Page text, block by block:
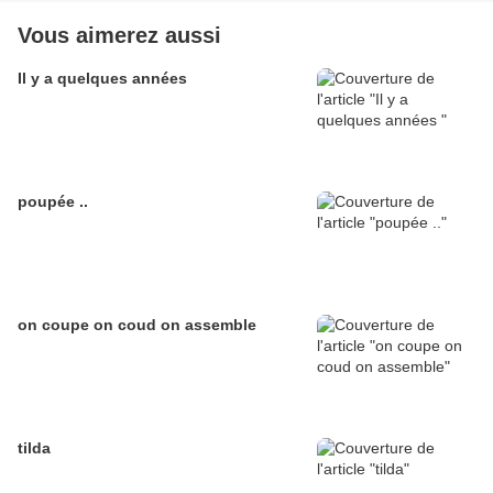
Vous aimerez aussi
Il y a quelques années
poupée ..
on coupe on coud on assemble
tilda